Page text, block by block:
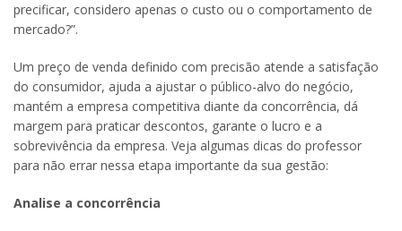
precificar, considero apenas o custo ou o comportamento de
mercado?”.
Um preço de venda definido com precisão atende a satisfação
do consumidor, ajuda a ajustar o público-alvo do negócio,
mantém a empresa competitiva diante da concorrência, dá
margem para praticar descontos, garante o lucro e a
sobrevivência da empresa. Veja algumas dicas do professor
para não errar nessa etapa importante da sua gestão:
Analise a concorrência